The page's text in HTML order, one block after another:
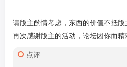
请版主酌情考虑，东西的价值不抵版
再次感谢版主的活动，论坛因你而精
点评